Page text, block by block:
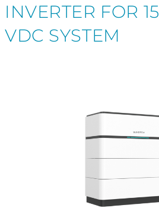
INVERTER FOR
VDC SYSTEM